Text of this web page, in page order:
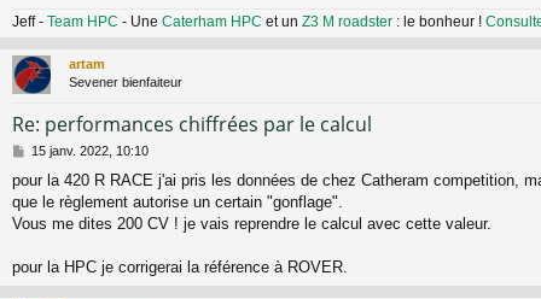
Jeff - Team HPC - Une Caterham HPC et un Z3 M roadster : le bonheur !
artam
Sevener bienfaiteur
Re: performances chiffrées par le calcul
M
s
s
a
15 janv. 2022, 10:10
pour la 420 R RACE j'ai pris les données de chez Catheram competition,
que le règlement autorise un certain "gonflage".
Vous me dites 200 CV ! je vais reprendre le calcul avec cette valeur.
pour la HPC je corrigerai la référence à ROVER.